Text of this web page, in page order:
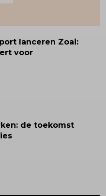
lanceren Zoai:
voor
de toekomst